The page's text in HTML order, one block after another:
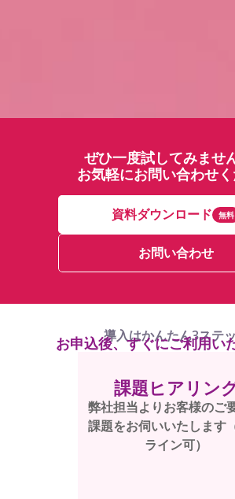
ぜひ一度試してみませ
お気軽にお問い合わせ
資料ダウンロード 無料
お問い合わせ
導入はかんたん3ステ
お申込後、すぐにご利用い
課題ヒアリン
弊社担当よりお客様のご
課題をお伺いいたします
ライン可）